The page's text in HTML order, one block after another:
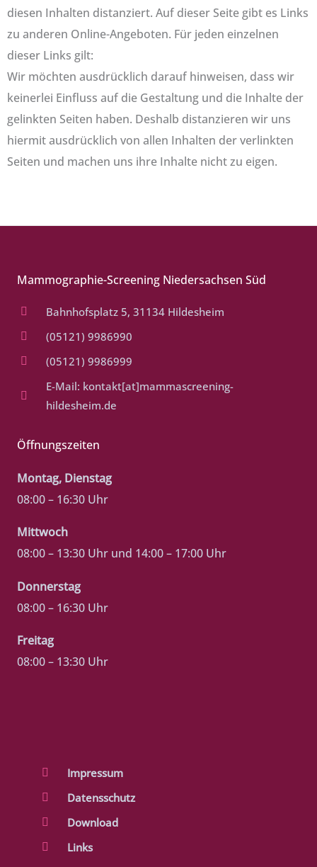
diesen Inhalten distanziert. Auf dieser Seite gibt es Links
zu anderen Online-Angeboten. Für jeden einzelnen
dieser Links gilt:
Wir möchten ausdrücklich darauf hinweisen, dass wir
keinerlei Einfluss auf die Gestaltung und die Inhalte der
gelinkten Seiten haben. Deshalb distanzieren wir uns
hiermit ausdrücklich von allen Inhalten der verlinkten
Seiten und machen uns ihre Inhalte nicht zu eigen.
Mammographie-Screening Niedersachsen Süd
Bahnhofsplatz 5, 31134 Hildesheim
(05121) 9986990
(05121) 9986999
E-Mail: kontakt[at]mammascreening-
hildesheim.de
Öffnungszeiten
Montag, Dienstag
08:00 – 16:30 Uhr
Mittwoch
08:00 – 13:30 Uhr und 14:00 – 17:00 Uhr
Donnerstag
08:00 – 16:30 Uhr
Freitag
08:00 – 13:30 Uhr
Impressum
Datensschutz
Download
Links